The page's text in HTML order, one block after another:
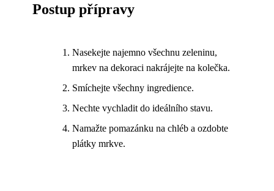
Postup přípravy
Nasekejte najemno všechnu zeleninu,
mrkev na dekoraci nakrájejte na kolečka.
Smíchejte všechny ingredience.
Nechte vychladit do ideálního stavu.
Namažte pomazánku na chléb a ozdobte
plátky mrkve.